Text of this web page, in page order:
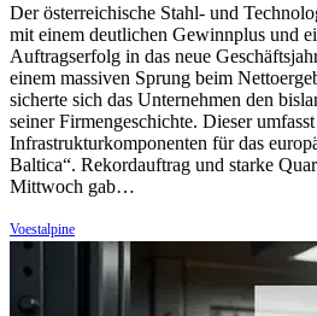
Der österreichische Stahl- und
mit einem deutlichen Gewinnplus und
Auftragserfolg in das neue
einem massiven Sprung beim
sicherte sich das Unternehmen den
seiner Firmengeschichte. Dieser
Infrastrukturkomponenten für das
Baltica“. Rekordauftrag und starke
Mittwoch gab…
Voestalpine